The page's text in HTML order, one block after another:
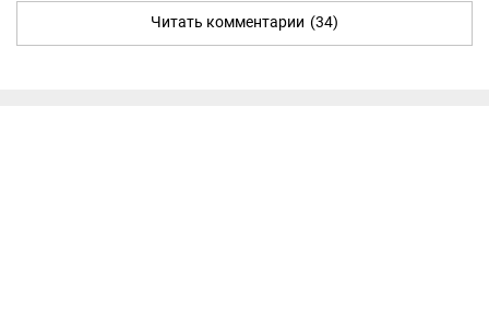
Читать комментарии (34)